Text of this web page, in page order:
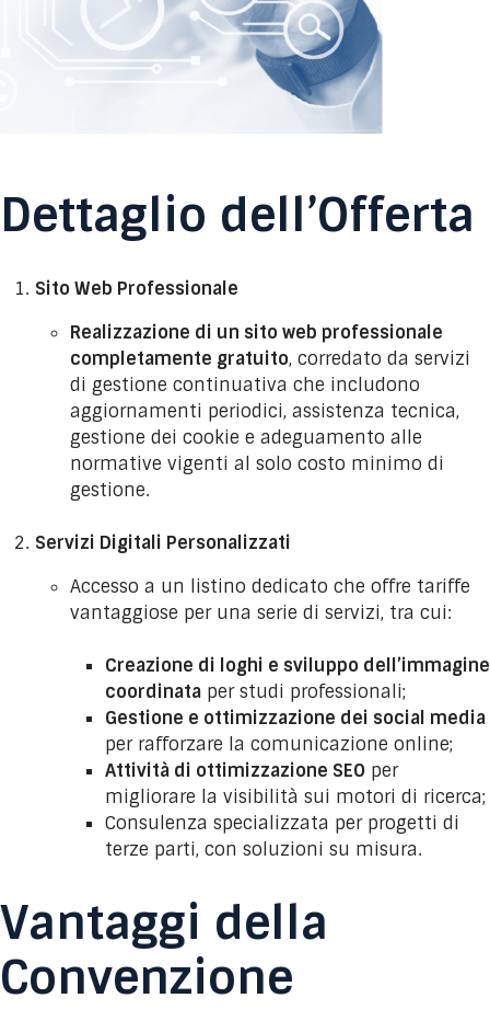
Dettaglio dell’Offerta
Sito Web Professionale
Realizzazione di un sito web professionale
completamente gratuito, corredato da servizi
di gestione continuativa che includono
aggiornamenti periodici, assistenza tecnica,
gestione dei cookie e adeguamento alle
normative vigenti al solo costo minimo di
gestione.
Servizi Digitali Personalizzati
Accesso a un listino dedicato che offre tariffe
vantaggiose per una serie di servizi, tra cui:
Creazione di loghi e sviluppo dell’immagine
coordinata per studi professionali;
Gestione e ottimizzazione dei social media
per rafforzare la comunicazione online;
Attività di ottimizzazione SEO per
migliorare la visibilità sui motori di ricerca;
Consulenza specializzata per progetti di
terze parti, con soluzioni su misura.
Vantaggi della
Convenzione